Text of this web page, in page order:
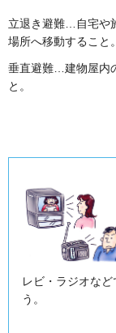
立退き避難…自宅や
場所へ移動すること。
垂直避難…建物屋内
と。
レビ・ラジオな
う。